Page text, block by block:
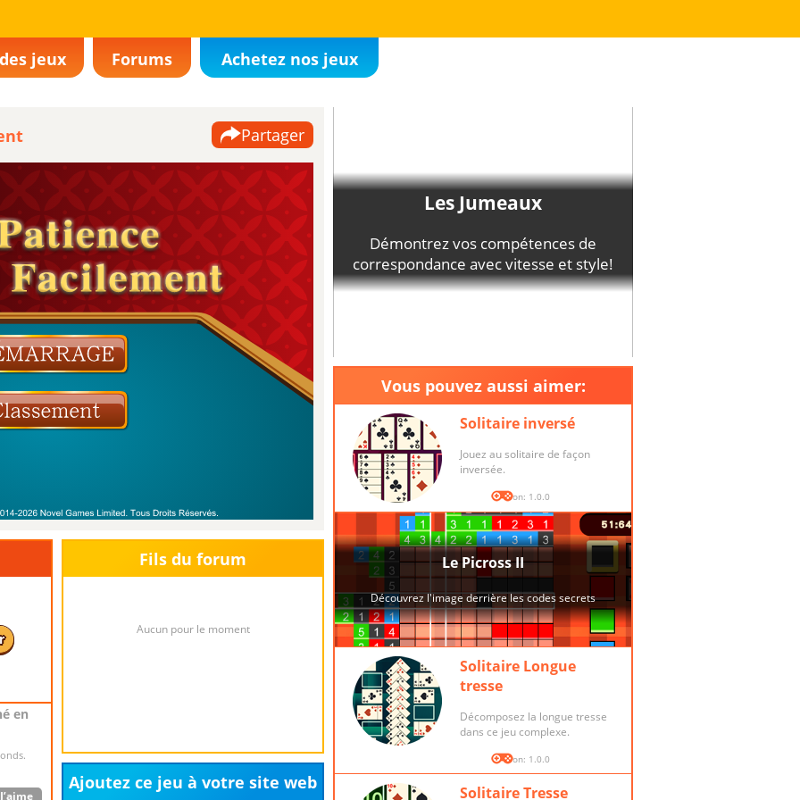
jeux Forums Achetez nos jeux
Partager
way
en
J’aime
Fils du forum
Aucun pour le moment
Ajoutez ce jeu à votre site web
Vous pouvez aussi aimer:
Solitaire inversé
Jouez au solitaire de façon
inversée.
Version: 1.0.0
Solitaire Longue
tresse
Décomposez la longue tresse
dans ce jeu complexe.
Version: 1.0.0
Solitaire Tresse